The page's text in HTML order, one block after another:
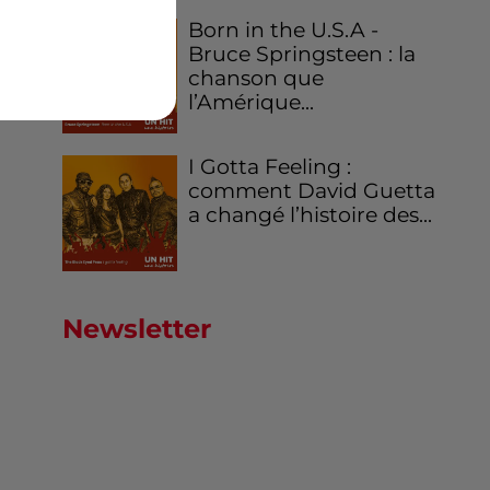
Born in the U.S.A -
Bruce Springsteen : la
chanson que
l’Amérique...
I Gotta Feeling :
comment David Guetta
a changé l’histoire des...
Newsletter